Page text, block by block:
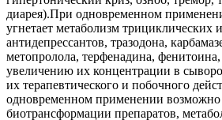
диарея).При одновременном
угнетает метаболизм трициклических
антидепрессантов, тразодона,
метопролола, терфенадина,
увеличению их концентрации в
их терапевтического и побочного
одновременном применении возможно
биотрансформации препаратов,